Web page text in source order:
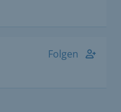
Folgen